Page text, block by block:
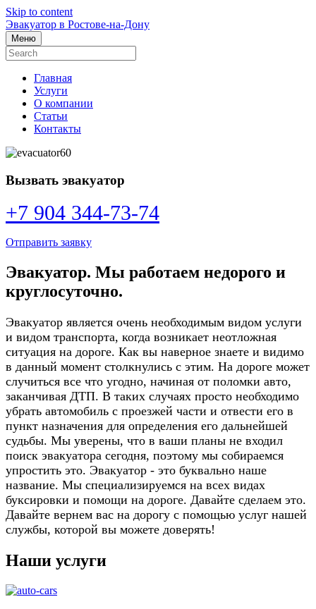
Skip to content
Эвакуатор в Ростове-на-Дону
Меню
Главная
Услуги
О компании
Статьи
Контакты
Вызвать эвакуатор
+7 904 344-73-74
Отправить заявку
Эвакуатор. Мы работаем недорого и
круглосуточно.
Эвакуатор является очень необходимым видом услуги
и видом транспорта, когда возникает неотложная
ситуация на дороге. Как вы наверное знаете и видимо
в данный момент столкнулись с этим. На дороге может
случиться все что угодно, начиная от поломки авто,
заканчивая ДТП. В таких случаях просто необходимо
убрать автомобиль с проезжей части и отвести его в
пункт назначения для определения его дальнейшей
судьбы. Мы уверены, что в ваши планы не входил
поиск эвакуатора сегодня, поэтому мы собираемся
упростить это. Эвакуатор - это буквально наше
название. Мы специализируемся на всех видах
буксировки и помощи на дороге. Давайте сделаем это.
Давайте вернем вас на дорогу с помощью услуг нашей
службы, которой вы можете доверять!
Наши услуги